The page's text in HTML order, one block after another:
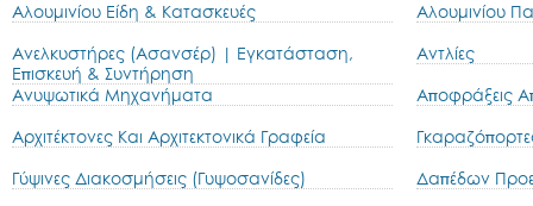
Αλουμινίου Είδη & Κατασκευές Αλουμινίου
Ανελκυστήρες (Ασανσέρ) | Εγκατάσταση,
Επισκευή & Συντήρηση
Αντλίες
Ανυψωτικά Μηχανήματα Αποφράξεις
Αρχιτέκτονες Και Αρχιτεκτονικά Γραφεία
Γύψινες Διακοσμήσεις (Γυψοσανίδες) Δαπέδων